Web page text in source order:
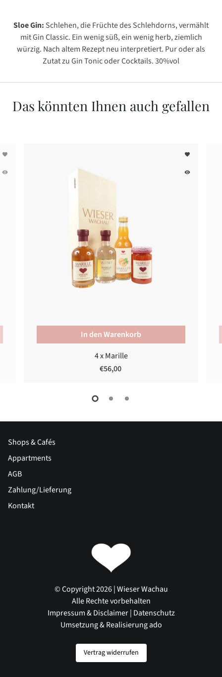
Sloe Gin: Schlehen, die Früchte des Schlehdorns, vermählt
mit Gin Classic. Ein wenig süß, ein wenig herb, ziemlich
würzig. Nach altem Rezept neu interpretiert. Pur oder als
Zutat zu Gin Tonic oder Cocktails. 30%vol
Das könnten Ihnen auch gefallen
favorite
remove_red_eye
favorite
remove_red_eye
In den Warenkorb
4 x Marille
€56,00
Shops & Cafés
Appartments
AGB
Zahlung/Lieferung
Kontakt
© Copyright 2026 | Wieser Wachau
Alle Rechte vorbehalten
Impressum & Disclaimer| Datenschutz
Umsetzung & Realisierung ado
Vertrag widerrufen